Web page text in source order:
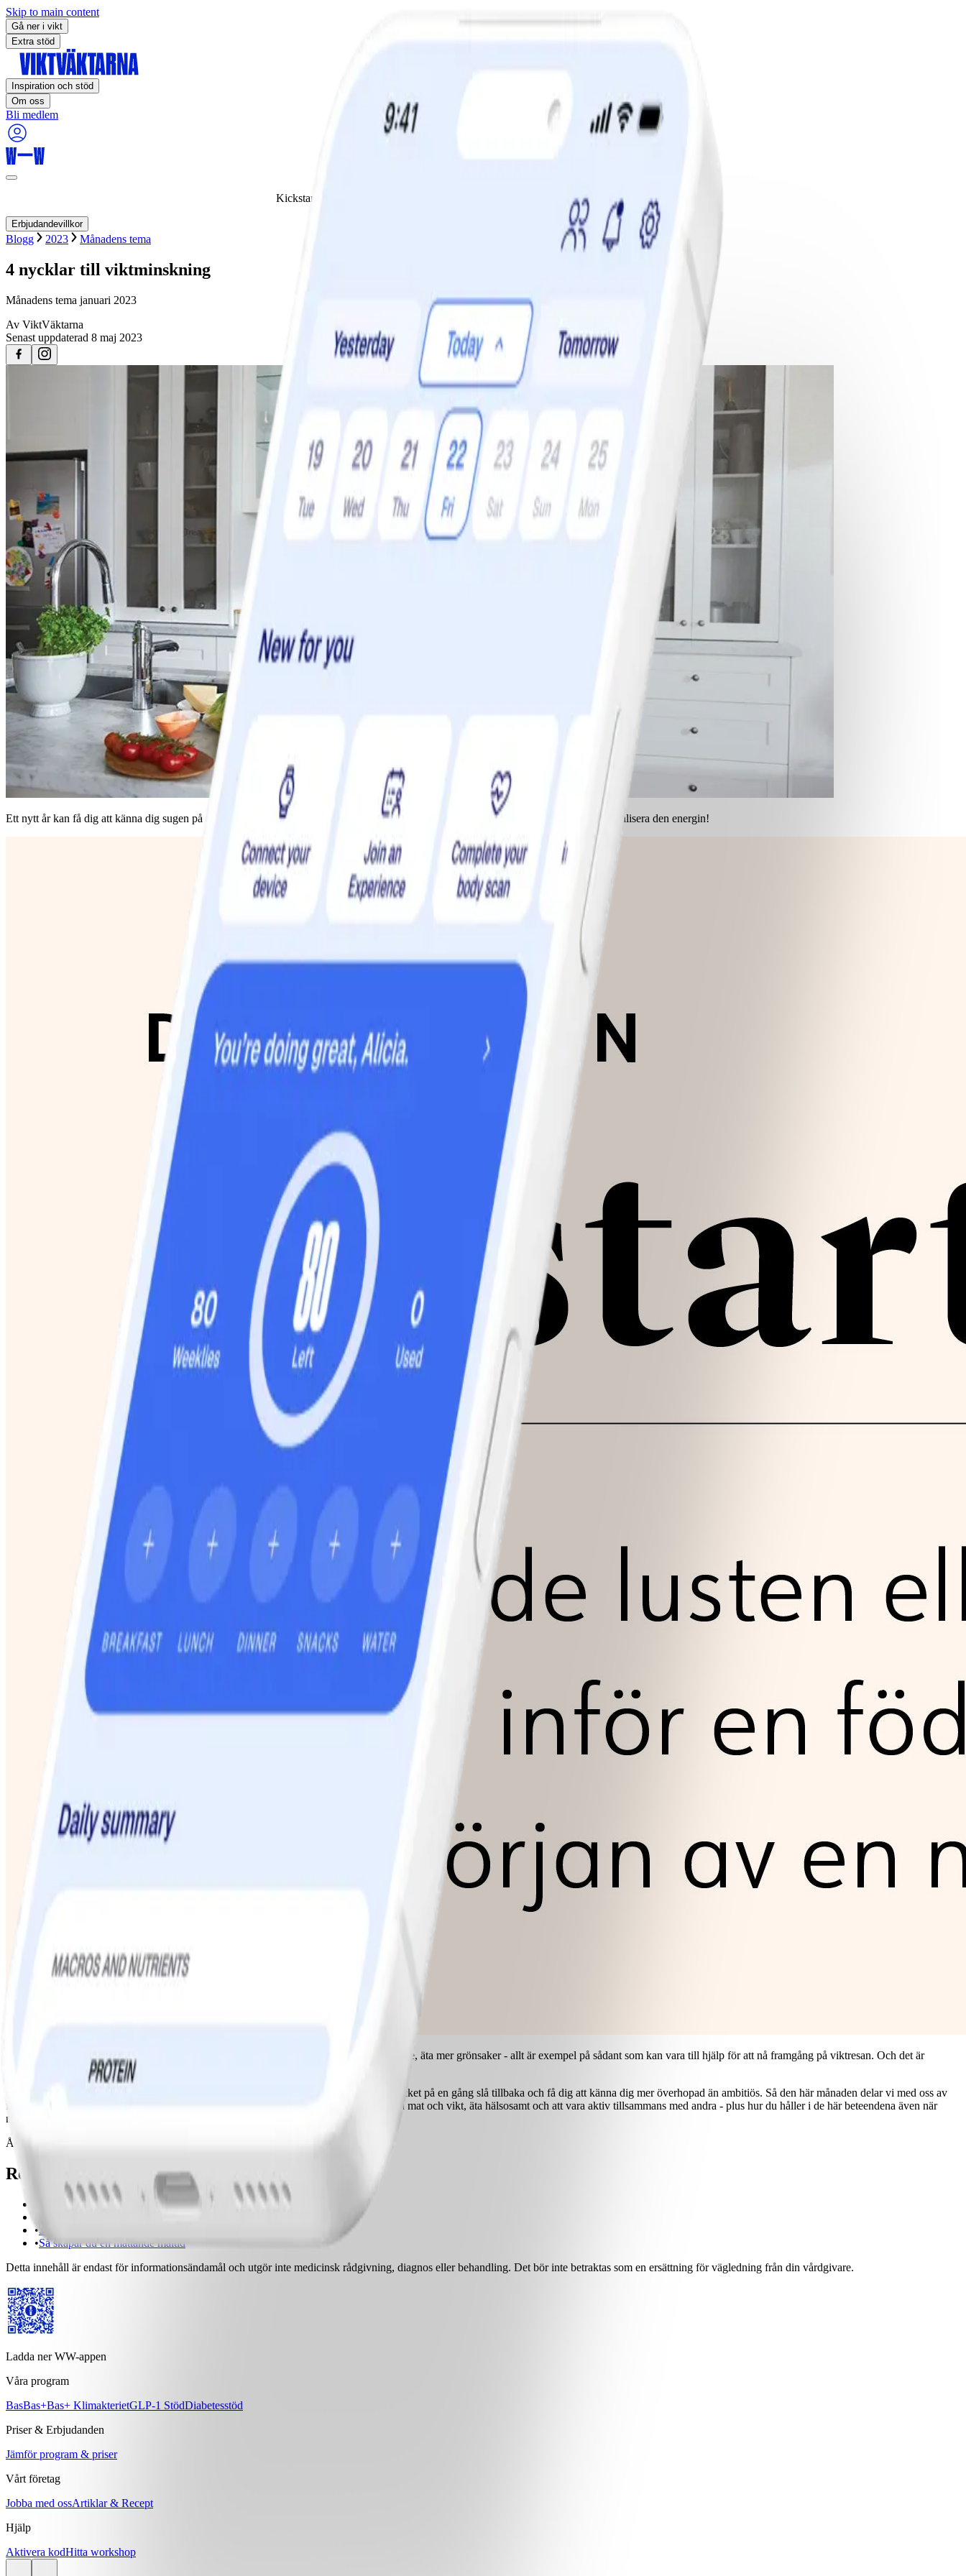
Skip to main content
Gå ner i vikt
Extra stöd
Inspiration och stöd
Om oss
Bli medlem
Kickstarta din viktminskningsresa nu! Spara 50% när du tecknar 12 månaders medlemskap.
Erbjudandevillkor
Blogg 2023 Månadens tema
4 nycklar till viktminskning
Månadens tema januari 2023
Av ViktVäktarna
Senast uppdaterad 8 maj 2023
Ett nytt år kan få dig att känna dig sugen på att testa nya saker eller få dig att vilja anstränga dig lite mer för att lyckas. Så här kan du kanalisera den energin!
Att komma igång med en aktivitetsrutin, planera fler måltider i förväg, gå till sängs tidigare, äta mer grönsaker - allt är exempel på sådant som kan vara till hjälp för att nå framgång på viktresan. Och det är
normalt att vilja göra allt på direkten. Men det är sällan lösningen.
Även om ett nytt år kan vara uppfriskande kan ambitionen att förändra eller göra för mycket på en gång slå tillbaka och få dig att känna dig mer överhopad än ambitiös. Så den här månaden delar vi med oss av
fyra effektiva beteenden som du kan fokusera på för att få framgång på viktresan - regga mat och vikt, äta hälsosamt och att vara aktiv tillsammans med andra - plus hur du håller i de här beteendena även när
nystarts-effekten falnar.
Återkom under kommande fyra veckor för att ta del av varje veckas strategi.
Relaterade artiklar
Så skapar du en hållbar rutin att regga
•Så får du motion att kännas roligare
•Så skapar du en mättande måltid
Detta innehåll är endast för informationsändamål och utgör inte medicinsk rådgivning, diagnos eller behandling. Det bör inte betraktas som en ersättning för vägledning från din vårdgivare.
Ladda ner WW-appen
Våra program
BasBas+Bas+ KlimakterietGLP-1 StödDiabetesstöd
Priser & Erbjudanden
Jämför program & priser
Vårt företag
Jobba med ossArtiklar & Recept
Hjälp
Aktivera kodHitta workshop